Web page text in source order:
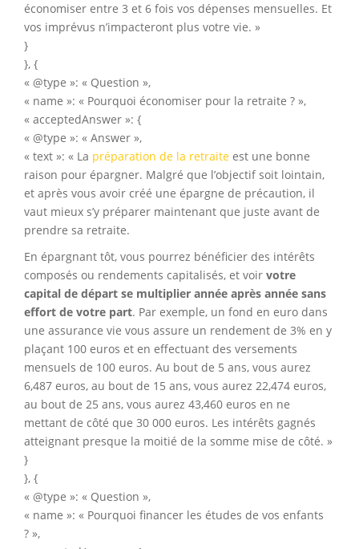
économiser entre 3 et 6 fois vos dépenses mensuelles. Et
vos imprévus n’impacteront plus votre vie. »
}
}, {
« @type »: « Question »,
« name »: « Pourquoi économiser pour la retraite ? »,
« acceptedAnswer »: {
« @type »: « Answer »,
« text »: « La préparation de la retraite est une bonne
raison pour épargner. Malgré que l’objectif soit lointain,
et après vous avoir créé une épargne de précaution, il
vaut mieux s’y préparer maintenant que juste avant de
prendre sa retraite.
En épargnant tôt, vous pourrez bénéficier des intérêts
composés ou rendements capitalisés, et voir votre
capital de départ se multiplier année après année sans
effort de votre part. Par exemple, un fond en euro dans
une assurance vie vous assure un rendement de 3% en y
plaçant 100 euros et en effectuant des versements
mensuels de 100 euros. Au bout de 5 ans, vous aurez
6,487 euros, au bout de 15 ans, vous aurez 22,474 euros,
au bout de 25 ans, vous aurez 43,460 euros en ne
mettant de côté que 30 000 euros. Les intérêts gagnés
atteignant presque la moitié de la somme mise de côté. »
}
}, {
« @type »: « Question »,
« name »: « Pourquoi financer les études de vos enfants
? »,